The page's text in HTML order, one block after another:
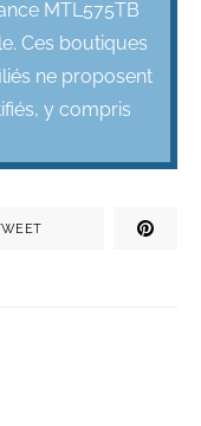
MTL575TB
Ces boutiques
ne proposent
y compris